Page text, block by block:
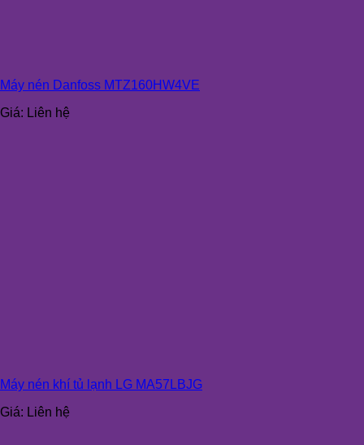
Máy nén Danfoss MTZ160HW4VE
Giá: Liên hệ
Máy nén khí tủ lạnh LG MA57LBJG
Giá: Liên hệ